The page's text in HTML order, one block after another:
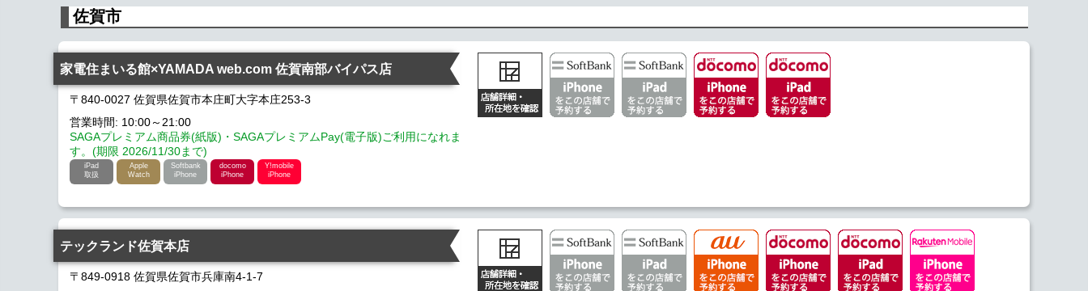
佐賀市
家電住まいる館×YAMADA web.com 佐賀南部バイパス店
〒840-0027 佐賀県佐賀市本庄町大字本庄253-3
営業時間: 10:00～21:00
SAGAプレミアム商品券(紙版)・SAGAプレミアムPay(電子版)ご利用になれま
す。(期限 2026/11/30まで)
iPad
取扱
Apple
Watch
Softbank
iPhone
docomo
iPhone
Y!mobile
iPhone
テックランド佐賀本店
〒849-0918 佐賀県佐賀市兵庫南4-1-7